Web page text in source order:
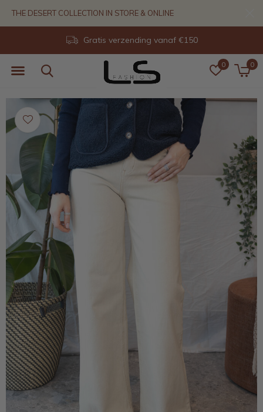
0 0
Gratis verzending vanaf €150
THE DESERT COLLECTION IN STORE & ONLINE